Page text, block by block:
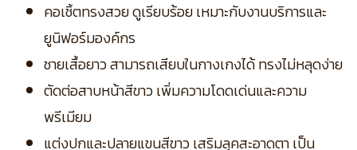
คอเชิ้ตทรงสวย ดูเรียบร้อย เหมาะกับงานบริการและ
ยูนิฟอร์มองค์กร
ชายเสื้อยาว สามารถเสียบในกางเกงได้ ทรงไม่หลุดง่าย
ตัดต่อสาบหน้าสีขาว เพิ่มความโดดเด่นและความ
พรีเมียม
แต่งปกและปลายแขนสีขาว เสริมลุคสะอาดตา เป็น